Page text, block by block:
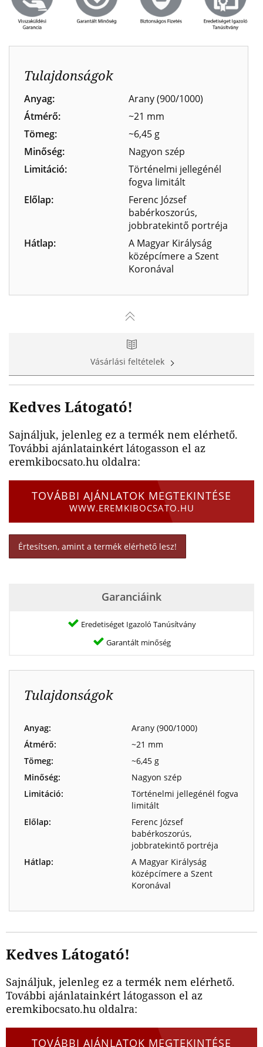
Tulajdonságok
Anyag:
Arany (900/1000)
Átmérő:
~21 mm
Tömeg:
~6,45 g
Minőség:
Nagyon szép
Limitáció:
Történelmi jellegénél
fogva limitált
Előlap:
Ferenc József
babérkoszorús,
jobbratekintő portréja
Hátlap:
A Magyar Királyság
középcímere a Szent
Koronával
Vásárlási feltételek
Kedves Látogató!
Sajnáljuk, jelenleg ez a termék nem elérhető.
További ajánlatainkért látogasson el az
eremkibocsato.hu oldalra:
TOVÁBBI AJÁNLATOK MEGTEKINTÉSE
WWW.EREMKIBOCSATO.HU
Értesítsen, amint a termék elérhető lesz!
Garanciáink
Eredetiséget Igazoló Tanúsítvány
Garantált minőség
Tulajdonságok
Anyag:
Arany (900/1000)
Átmérő:
~21 mm
Tömeg:
~6,45 g
Minőség:
Nagyon szép
Limitáció:
Történelmi jellegénél fogva
limitált
Előlap:
Ferenc József
babérkoszorús,
jobbratekintő portréja
Hátlap:
A Magyar Királyság
középcímere a Szent
Koronával
Kedves Látogató!
Sajnáljuk, jelenleg ez a termék nem elérhető.
További ajánlatainkért látogasson el az
eremkibocsato.hu oldalra:
TOVÁBBI AJÁNLATOK MEGTEKINTÉSE